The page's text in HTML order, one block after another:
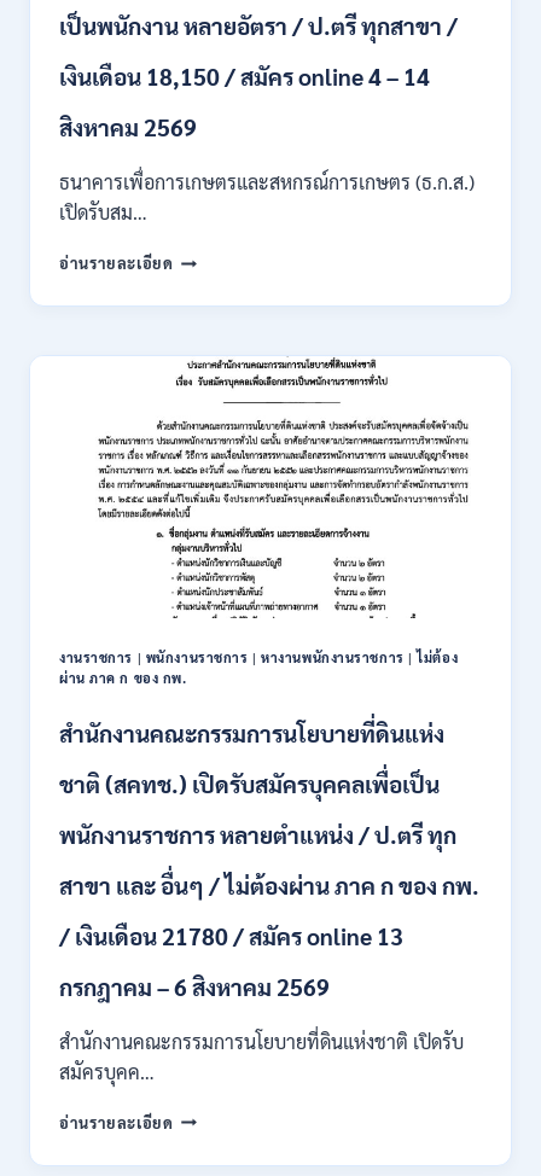
เดือน
21780
ไม่
ผ่าน
กพ.
3
10
สิงหาคม
2569
เป็นพนักงาน หลายอัตรา / ป.ตรี ทุกสาขา /
เงินเดือน 18,150 / สมัคร online 4 – 14
สิงหาคม 2569
ธนาคารเพื่อการเกษตรและสหกรณ์การเกษตร (ธ.ก.ส.)
เปิดรับสม…
อ่านรายละเอียด ธนาคาร
การเกษตร
สหกรณ์
การเกษตร
(ธ.ก.ส.)
เปิด
รับ
สมัคร
บุคคล
เพื่อ
เป็น
พนักงาน
หลาย
อัตรา
ป.ตรี
/
เดือน
/
ONLINE
–
สิงหาคม
งานราชการ | พนักงานราชการ |หางานพนักงานราชการ |ไม่ต้อง
ผ่าน ภาค ก ของ กพ.
สำนักงานคณะกรรมการนโยบายที่ดินแห่ง
ชาติ (สคทช.) เปิดรับสมัครบุคคลเพื่อเป็น
พนักงานราชการ หลายตำแหน่ง / ป.ตรี ทุก
สาขา และ อื่นๆ / ไม่ต้องผ่าน ภาค ก ของ กพ.
/ เงินเดือน 21780 / สมัคร online 13
กรกฎาคม – 6 สิงหาคม 2569
สำนักงานคณะกรรมการนโยบายที่ดินแห่งชาติ เปิดรับ
สมัครบุคค…
อ่านรายละเอียด สำนักงาน
กรรมการ